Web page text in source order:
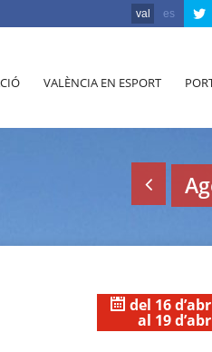
val es
VALÈNCIA EN ESPORT
del 16
al 19